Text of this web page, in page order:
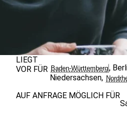
LIEGT
VOR FÜR Baden-Württemberg,
Niedersachsen,
AUF ANFRAGE MÖGLICH FÜR